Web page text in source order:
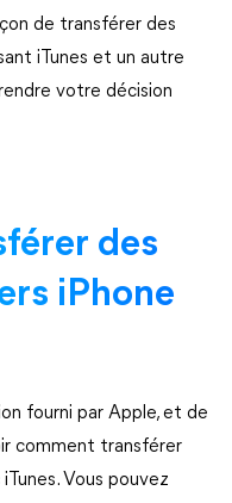
de transférer des
iTunes et un autre
votre décision
des
iPhone
fourni par Apple, et de
comment transférer
Vous pouvez